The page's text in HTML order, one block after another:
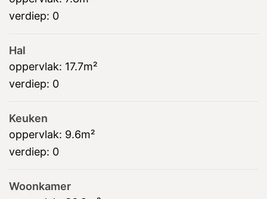
verdiep: 0
Hal
oppervlak: 17.7m²
verdiep: 0
Keuken
oppervlak: 9.6m²
verdiep: 0
Woonkamer